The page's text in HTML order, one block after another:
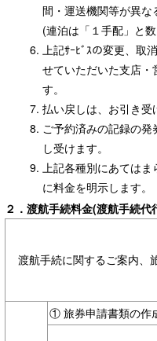
間・運送機関等が異な
(連泊は「１手配」と数
上記ｻｰﾋﾞｽの変更、取
せていただいた支店・
す。
払い戻しは、お引き受
ご予約済みの記録の
し受けます。
上記各種別にあては
に料金を明示します。
２．渡航手続料金(渡航手続代
渡航手続に関するご案内、
① 旅券申請書類の作